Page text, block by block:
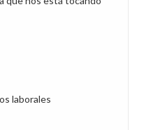
laborales